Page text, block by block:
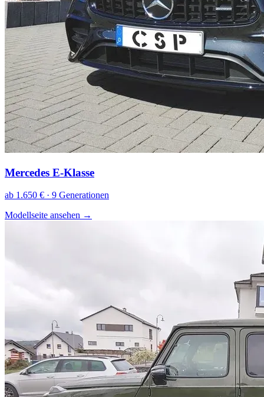
Mercedes E-Klasse
ab 1.650 € · 9 Generationen
Modellseite ansehen →